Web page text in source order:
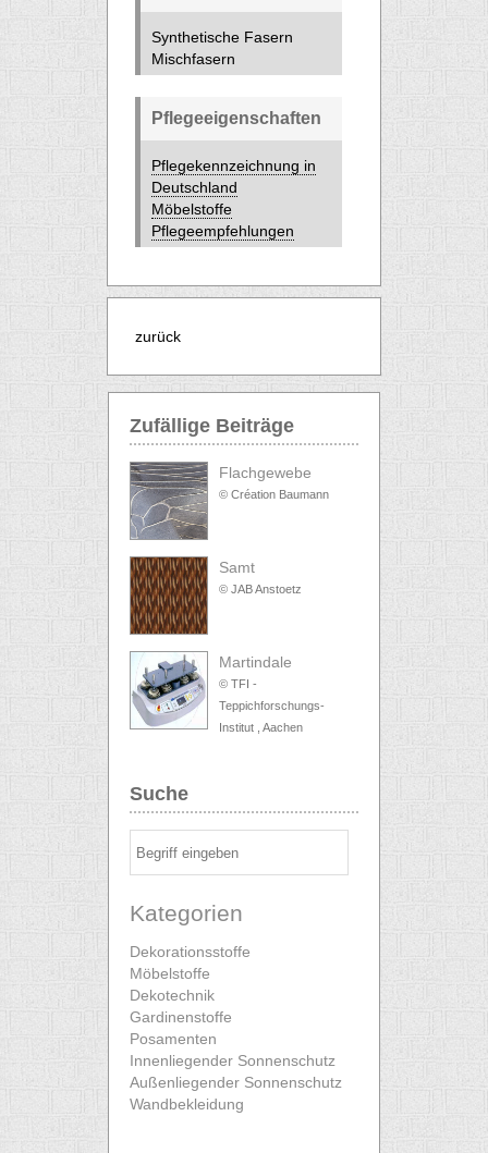
Synthetische Fasern
Mischfasern
Pflegeeigenschaften
Pflegekennzeichnung in
Deutschland
Möbelstoffe
Pflegeempfehlungen
zurück
Zufällige Beiträge
Flachgewebe
© Création Baumann
Samt
© JAB Anstoetz
Martindale
© TFI -
Teppichforschungs-
Institut , Aachen
Suche
Kategorien
Dekorationsstoffe
Möbelstoffe
Dekotechnik
Gardinenstoffe
Posamenten
Innenliegender Sonnenschutz
Außenliegender Sonnenschutz
Wandbekleidung